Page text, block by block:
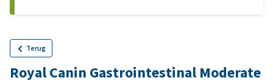
Terug
Royal Canin Gastrointestinal Moderate